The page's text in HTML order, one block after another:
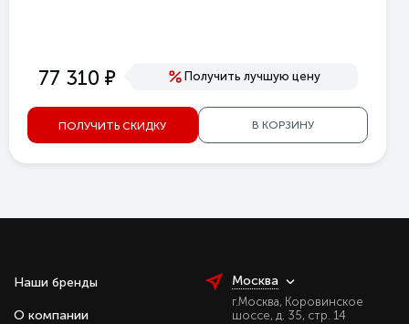
77 310 е Получить лучшую цену
ПОЛУЧИТЬ СКИДКУ В КОРЗИНУ
Наши бренды
О компании
Москва
г.Москва, Коровинское
шоссе, д. 35, стр. 14